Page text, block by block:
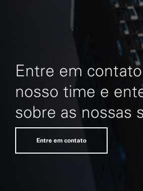
Entre em
nosso time e
sobre as nossas
Entre em contato